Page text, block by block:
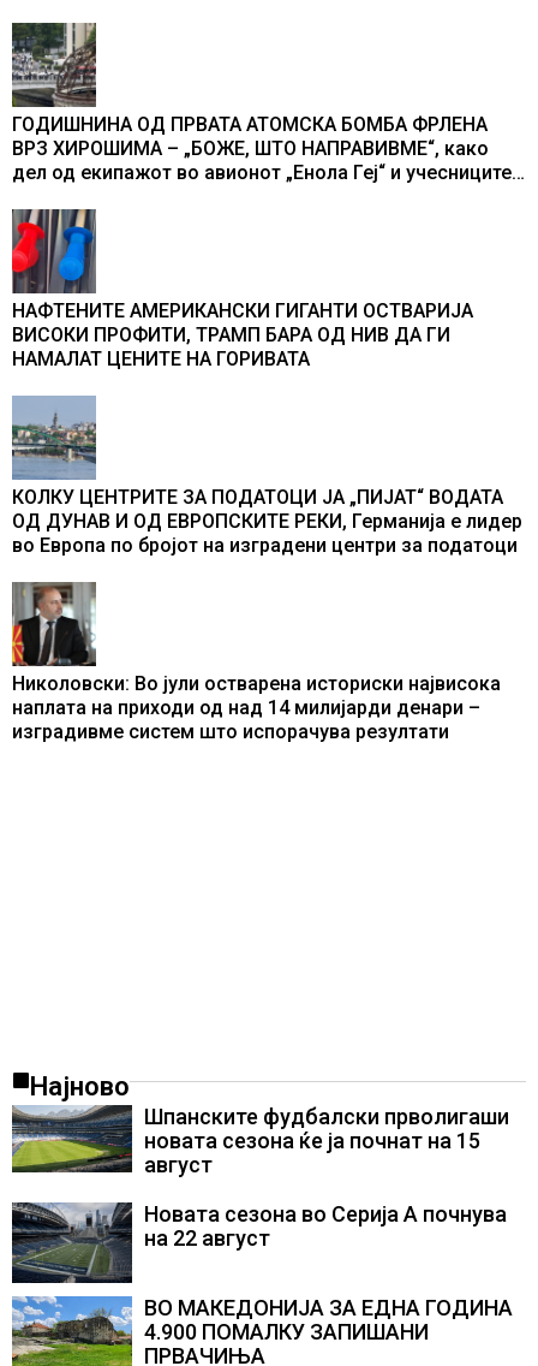
ГОДИШНИНА ОД ПРВАТА АТОМСКА БОМБА ФРЛЕНА
ВРЗ ХИРОШИМА – „БОЖЕ, ШТО НАПРАВИВМЕ“, како
дел од екипажот во авионот „Енола Геј“ и учесниците
промени текот на историјата
НАФТЕНИТЕ АМЕРИКАНСКИ ГИГАНТИ ОСТВАРИЈА
ВИСОКИ ПРОФИТИ, ТРАМП БАРА ОД НИВ ДА ГИ
НАМАЛАТ ЦЕНИТЕ НА ГОРИВАТА
КОЛКУ ЦЕНТРИТЕ ЗА ПОДАТОЦИ ЈА „ПИЈАТ“ ВОДАТА
ОД ДУНАВ И ОД ЕВРОПСКИТЕ РЕКИ, Германија е лидер
во Европа по бројот на изградени центри за податоци
Николовски: Во јули остварена историски највисока
наплата на приходи од над 14 милијарди денари –
изградивме систем што испорачува резултати
Најново
Шпанските фудбалски прволигаши
новата сезона ќе ја почнат на 15
август
Новата сезона во Серија А почнува
на 22 август
ВО МАКЕДОНИЈА ЗА ЕДНА ГОДИНА
4.900 ПОМАЛКУ ЗАПИШАНИ
ПРВАЧИЊА